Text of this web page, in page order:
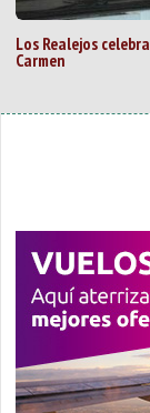
Los Realejos
Carmen